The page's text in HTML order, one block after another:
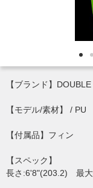
【ブランド】
【モデル/素材】 / PU
【付属品】フィン
【スペック】
長さ:6'8"(203.2) 最